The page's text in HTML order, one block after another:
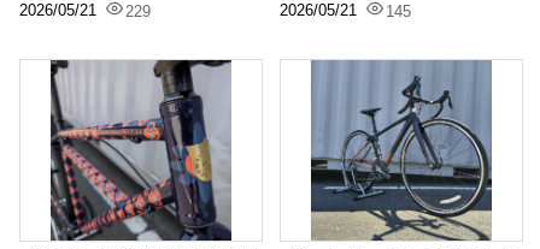
2026/05/21
229
2026/05/21
145